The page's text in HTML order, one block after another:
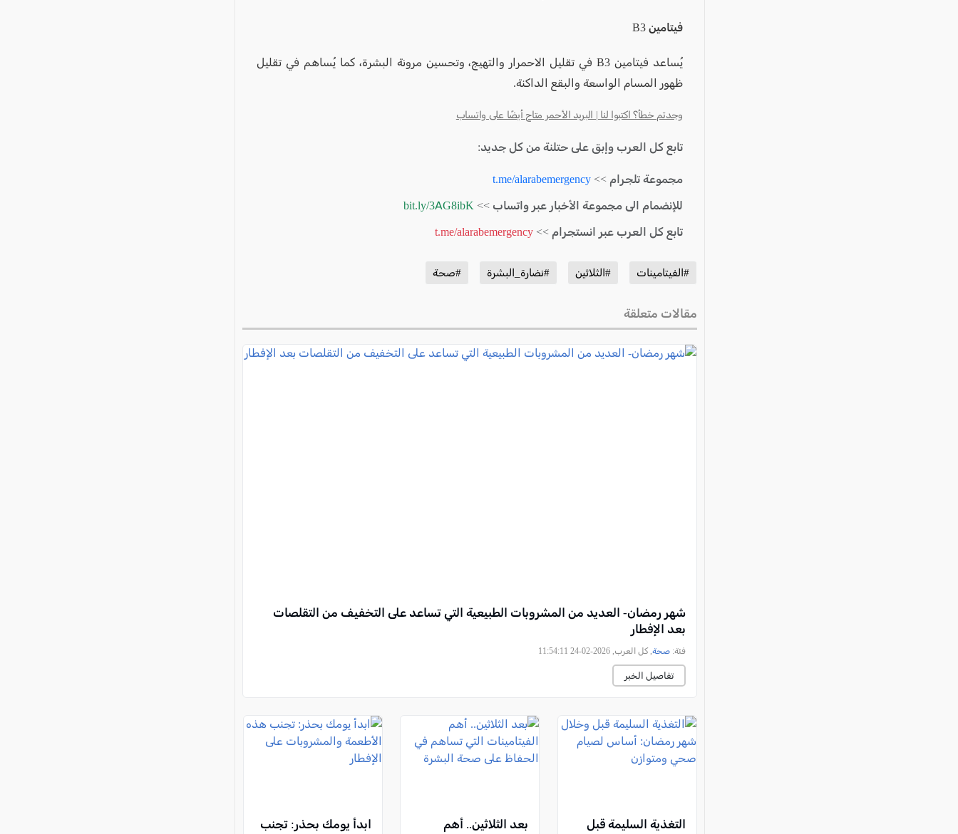
فيتامين B3
يُساعد فيتامين B3 في تقليل الاحمرار والتهيج، وتحسين مرونة البشرة، كما يُساهم في تقليل
ظهور المسام الواسعة والبقع الداكنة.
وجدتم خطأ؟ اكتبوا لنا | البريد الأحمر متاح أيضًا على واتساب
تابع كل العرب وإبق على حتلنة من كل جديد:
مجموعة تلجرام >> t.me/alarabemergency
للإنضمام الى مجموعة الأخبار عبر واتساب >> bit.ly/3AG8ibK
تابع كل العرب عبر انستجرام >> t.me/alarabemergency
#الفيتامينات #الثلاثين #نضارة_البشرة #صحة
مقالات متعلقة
شهر رمضان- العديد من المشروبات الطبيعية التي تساعد على التخفيف من التقلصات
بعد الإفطار
فئة: صحة, كل العرب, 2026-02-24 11:54:11
تفاصيل الخبر
التغذية السليمة قبل
بعد الثلاثين.. أهم
ابدأ يومك بحذر: تجنب